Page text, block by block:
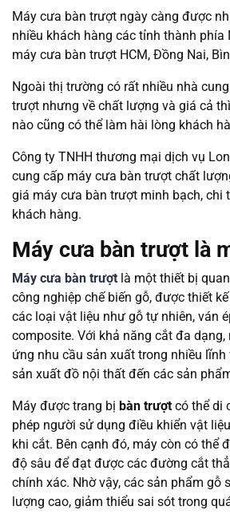
Máy cưa bàn trượt ngày càng được
nhiều khách hàng các tỉnh thành phía
máy cưa bàn trượt HCM, Đồng Nai,
Ngoài thị trường có rất nhiều nhà
trượt nhưng về chất lượng và giá cả
nào cũng có thể làm hài lòng khách
Công ty TNHH thương mại dịch vụ
cung cấp máy cưa bàn trượt chất
giá máy cưa bàn trượt minh bạch, chi
khách hàng.
Máy cưa bàn trượt là
Máy cưa bàn trượt là một thiết bị
công nghiệp chế biến gỗ, được thiết
các loại vật liệu như gỗ tự nhiên, ván
composite. Với khả năng cắt đa
ứng nhu cầu sản xuất trong nhiều
sản xuất đồ nội thất đến các sản
Máy được trang bị bàn trượtcó thể di
phép người sử dụng điều khiển vật
khi cắt. Bên cạnh đó, máy còn có thể
độ sâu để đạt được các đường cắt
chính xác. Nhờ vậy, các sản phẩm gỗ
lượng cao, giảm thiểu sai sót trong